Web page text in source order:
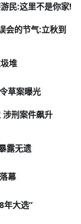
民:这里不是你家!
会的节气:立秋到
堆
草案曝光
涉刑案件飙升
露无遗
幕
年大选”